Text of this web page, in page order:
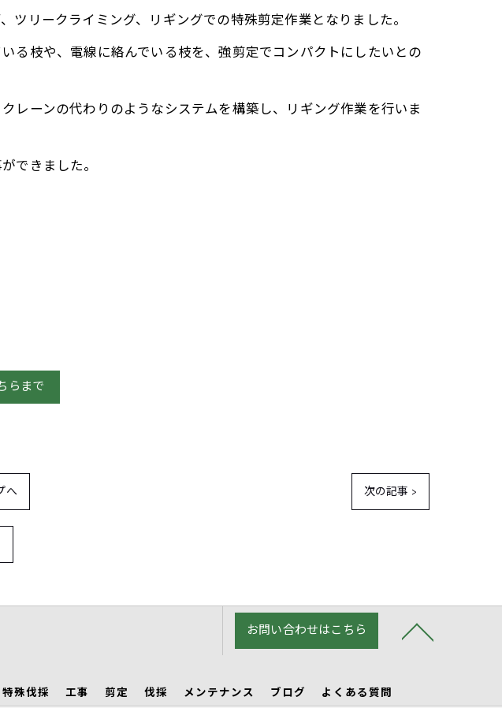
リークライミング、リギングでの特殊剪定作業となりました。
る枝や、電線に絡んでいる枝を、強剪定でコンパクトにしたいとの
レーンの代わりのようなシステムを構築し、リギング作業を行いま
できました。
らまで
へ 次の記事 >
お問い合わせはこちら
殊伐採 工事 剪定 伐採 メンテナンス ブログ よくある質問